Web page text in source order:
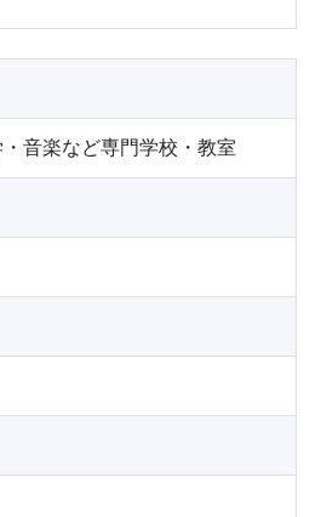
楽など専門学校・教室